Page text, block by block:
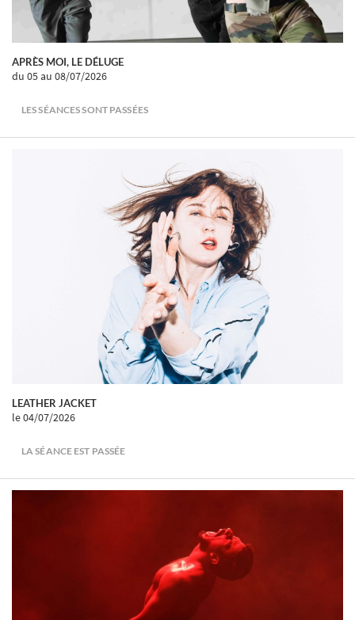
APRÈS MOI, LE DÉLUGE
du 05au 08/07/2026
LES SÉANCES SONT PASSÉES
LEATHER JACKET
le 04/07/2026
LA SÉANCE EST PASSÉE